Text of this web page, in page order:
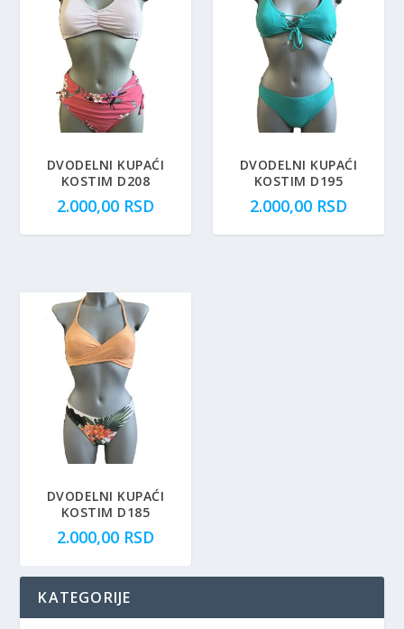
DVODELNI KUPAĆI
KOSTIM D208
2.000,00 RSD
DVODELNI KUPAĆI
KOSTIM D195
2.000,00 RSD
DVODELNI KUPAĆI
KOSTIM D185
2.000,00 RSD
KATEGORIJE